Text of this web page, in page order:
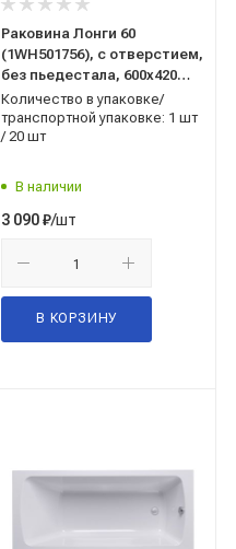
Раковина Лонги 60
(1WH501756), с отверстием,
без пьедестала, 600x420
мм, г. Чебоксары
Количество в упаковке/
транспортной упаковке: 1 шт
/ 20 шт
В наличии
3 090₽/шт
В КОРЗИНУ